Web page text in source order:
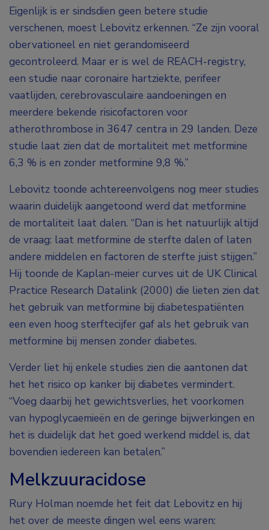
Eigenlijk is er sindsdien geen betere studie
verschenen, moest Lebovitz erkennen. “Ze zijn vooral
obervationeel en niet gerandomiseerd
gecontroleerd. Maar er is wel de REACH-registry,
een studie naar coronaire hartziekte, perifeer
vaatlijden, cerebrovasculaire aandoeningen en
meerdere bekende risicofactoren voor
atherothrombose in 3647 centra in 29 landen. Deze
studie laat zien dat de mortaliteit met metformine
6,3 % is en zonder metformine 9,8 %.”
Lebovitz toonde achtereenvolgens nog meer studies
waarin duidelijk aangetoond werd dat metformine
de mortaliteit laat dalen. “Dan is het natuurlijk altijd
de vraag: laat metformine de sterfte dalen of laten
andere middelen en factoren de sterfte juist stijgen.”
Hij toonde de Kaplan-meier curves uit de UK Clinical
Practice Research Datalink (2000) die lieten zien dat
het gebruik van metformine bij diabetespatiënten
een even hoog sterftecijfer gaf als het gebruik van
metformine bij mensen zonder diabetes.
Verder liet hij enkele studies zien die aantonen dat
het het risico op kanker bij diabetes vermindert.
“Voeg daarbij het gewichtsverlies, het voorkomen
van hypoglycaemieën en de geringe bijwerkingen en
het is duidelijk dat het goed werkend middel is, dat
bovendien iedereen kan betalen.”
Melkzuuracidose
Rury Holman noemde het feit dat Lebovitz en hij
het over de meeste dingen wel eens waren: